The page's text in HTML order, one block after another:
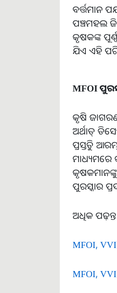
ବର୍ତ୍ତମାନ
ପଞ୍ଚମହଲ
କୃଷକଙ୍କ
ଯିଏ ଏହି
MFOI
କୃଷି
ଅର୍ଥାତ୍
ପ୍ରସ୍ତୁତି
ମାଧ୍ୟମରେ
ପୁରସ୍କାର
ଅଧିକ ପଢ଼ନ୍ତୁ
MFOI,
MFOI,